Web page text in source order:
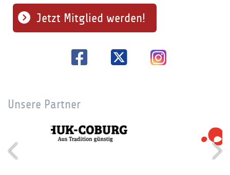
Jetzt Mitglied werden!
Unsere Partner